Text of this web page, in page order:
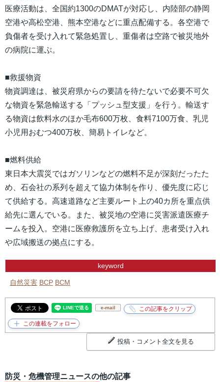
医療活動は、全国約1300のDMATが対応し、内陸部の静岡
空港や高松空港、熊本空港などに重点配備する。各空港で
負傷者を受け入れて緊急処置し、重傷者は空路で被災地外
の病院に運ぶ。
■救援物資
物資調達は、被災府県からの要請を待たないで必要不可欠
な物資を緊急輸送する「プッシュ型支援」を行う。輸送す
る物資は飲料水のほか毛布600万枚、食料7100万食、乳児
小児用おむつ400万枚、簡易トイレなど。
■燃料供給
東日本大震災ではガソリンなどの燃料不足が深刻だったた
め、石会社の系列を超えて協力体制を作り、優先度に応じ
て供給する。高速道路など主要ルート上の40カ所を重点供
給先に選んでいる。また、被災地の空港に災害派遣医療チ
ームを投入。空港に医療救護所を立ち上げ、患者受け入れ
や広域搬送の拠点にする。
keyword
自然災害 BCP BCM
e-mail
投稿・コメント全文を見る
防災・危機管理ニュースの他の記事